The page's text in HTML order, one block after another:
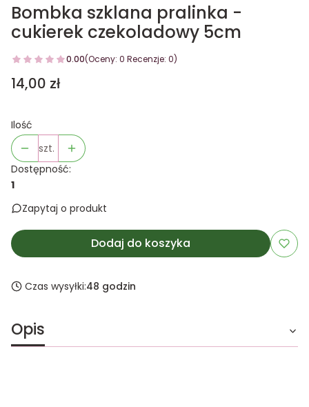
Bombka szklana pralinka -
cukierek czekoladowy 5cm
0.00(Oceny: 0 Recenzje: 0)
Cena
14,00 zł
Ilość
szt.
Dostępność:
1
Zapytaj o produkt
Dodaj do koszyka
Czas wysyłki:48 godzin
Opis